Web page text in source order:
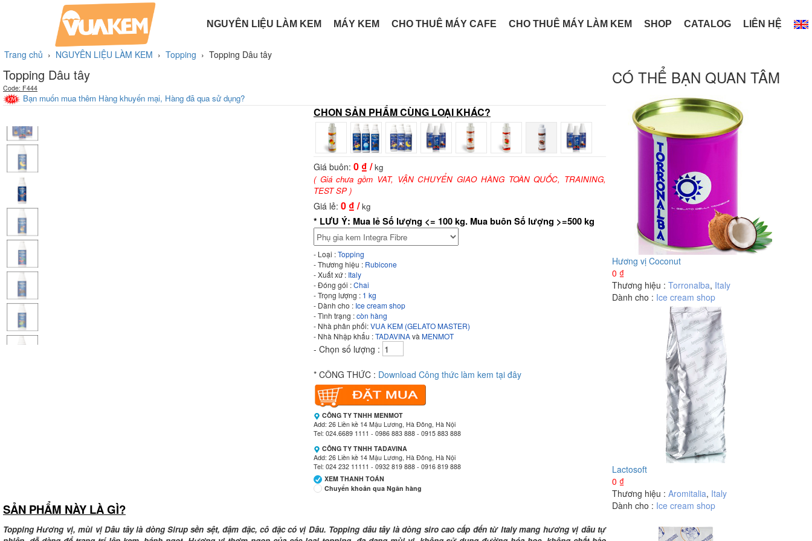
NGUYÊN LIỆU LÀM KEM MÁY KEM CHO THUÊ MÁY CAFE CHO THUÊ MÁY LÀM KEM SHOP CATALOG LIÊN HỆ
Trang chủ › NGUYÊN LIỆU LÀM KEM › Topping › Topping Dâu tây
Topping Dâu tây
Code: F444
Bạn muốn mua thêm Hàng khuyến mại, Hàng đã qua sử dụng?
CHON SẢN PHẨM CÙNG LOẠI KHÁC?
Giá buôn: 0 ₫ / kg
( Giá chưa gồm VAT, VẬN CHUYỂN GIAO HÀNG TOÀN QUỐC, TRAINING,
TEST SP )
Giá lẻ: 0 ₫ /kg
* LƯU Ý: Mua lẻ Số lượng <= 100 kg. Mua buôn Số lượng >=500 kg
- Loại :Topping
- Thương hiệu : Rubicone
- Xuất xứ : Italy
- Đóng gói :Chai
- Trọng lượng : 1 kg
- Dành cho : Ice cream shop
- Tình trạng :còn hàng
- Nhà phân phối:VUA KEM (GELATO MASTER)
- Nhà Nhập khẩu :TADAVINAvà MENMOT
- Chọn số lượng :
* CÔNG THỨC : Download Công thức làm kem tại đây
CÔNG TY TNHH MENMOT
Add: 26 Liền kề 14 Mậu Lương, Hà Đông, Hà Nội
Tel: 024.6689 1111 - 0986 883 888 - 0915 883 888
CÔNG TY TNHH TADAVINA
Add: 26 Liền kề 14 Mậu Lương, Hà Đông, Hà Nội
Tel: 024 232 11111 - 0932 819 888 - 0916 819 888
XEM THANH TOÁN
Chuyển khoản qua Ngân hàng
Chi nhánh:
Vietcombank Tây Hà Nội
Chủ TK:
CÔNG TY TNHH MENMOT
SẢN PHẨM NÀY LÀ GÌ?
Topping Hương vị, mùi vị Dâu tây là dòng Sirup sền sệt, đậm đặc, cô đặc có vị Dâu. Topping dâu tây là dòng siro cao cấp đến từ Italy mang hương vị dâu tự
CÓ THỂ BẠN QUAN TÂM
Hương vị Coconut
0 ₫
Thương hiệu : Torronalba, Italy
Dành cho : Ice cream shop
Lactosoft
0 ₫
Thương hiệu : Aromitalia, Italy
Dành cho : Ice cream shop